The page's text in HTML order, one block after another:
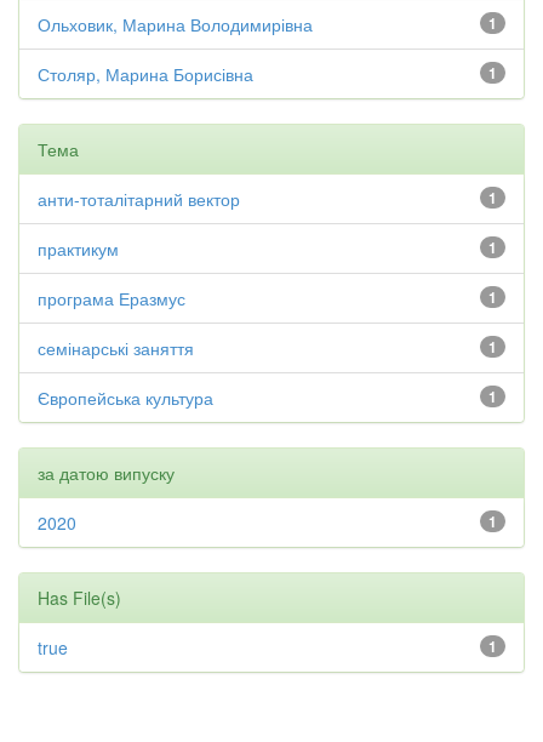
1
Ольховик, Марина Володимирівна
1
Столяр, Марина Борисівна
Тема
1
анти-тоталітарний вектор
1
практикум
1
програма Еразмус
1
семінарські заняття
1
Європейська культура
за датою випуску
1
2020
Has File(s)
1
true